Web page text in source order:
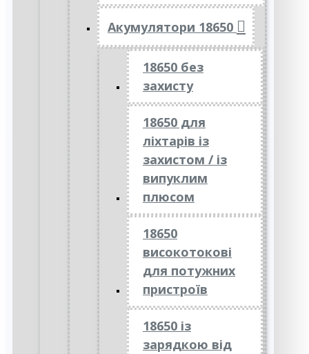
Акумулятори 18650
18650 без
захисту
18650 для
ліхтарів із
захистом / із
випуклим
плюсом
18650
високотокові
для потужних
пристроїв
18650 із
зарядкою від